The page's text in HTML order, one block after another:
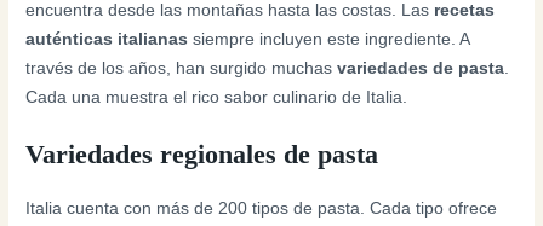
encuentra desde las montañas hasta las costas. Las recetas
auténticas italianas siempre incluyen este ingrediente. A
través de los años, han surgido muchasvariedades de pasta.
Cada una muestra el rico sabor culinario de Italia.
Variedades regionales de pasta
Italia cuenta con más de 200 tipos de pasta. Cada tipo ofrece